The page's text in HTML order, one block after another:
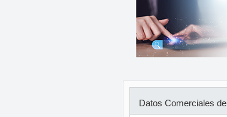
Datos Comerciales de